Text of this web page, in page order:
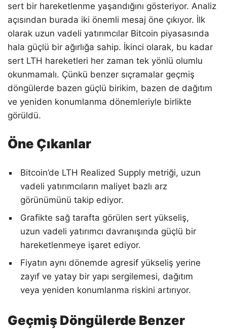
sert bir hareketlenme yaşandığını gösteriyor. Analiz
açısından burada iki önemli mesaj öne çıkıyor. İlk
olarak uzun vadeli yatırımcılar Bitcoin piyasasında
hala güçlü bir ağırlığa sahip. İkinci olarak, bu kadar
sert LTH hareketleri her zaman tek yönlü olumlu
okunmamalı. Çünkü benzer sıçramalar geçmiş
döngülerde bazen güçlü birikim, bazen de dağıtım
ve yeniden konumlanma dönemleriyle birlikte
görüldü.
Öne Çıkanlar
Bitcoin’de LTH Realized Supply metriği, uzun
vadeli yatırımcıların maliyet bazlı arz
görünümünü takip ediyor.
Grafikte sağ tarafta görülen sert yükseliş,
uzun vadeli yatırımcı davranışında güçlü bir
hareketlenmeye işaret ediyor.
Fiyatın aynı dönemde agresif yükseliş yerine
zayıf ve yatay bir yapı sergilemesi, dağıtım
veya yeniden konumlanma riskini artırıyor.
Geçmiş Döngülerde Benzer